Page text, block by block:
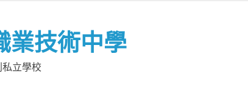
業技術中學
立學校